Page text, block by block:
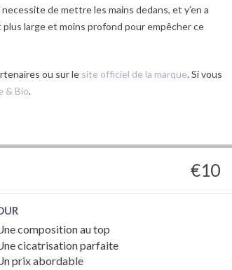
de mettre les mains dedans, et y’en a
large et moins profond pour empêcher ce
ou sur le site officiel de la marque. Si vous
& Bio.
€10
composition au top
cicatrisation parfaite
prix abordable